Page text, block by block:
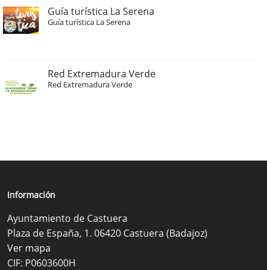
Guía turística La Serena
Guía turística La Serena
Red Extremadura Verde
Red Extremadura Verde
Información
Ayuntamiento de Castuera
Plaza de España, 1. 06420 Castuera (Badajoz)
Ver mapa
CIF: P0603600H